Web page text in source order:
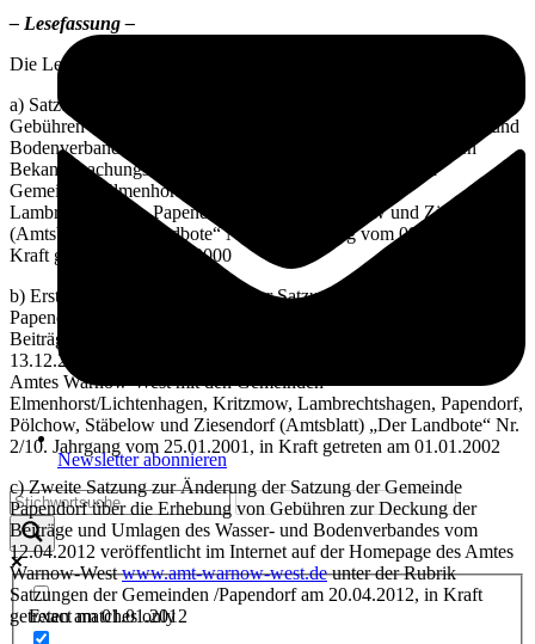
Newsletter abonnieren
Exact matches only
– Lesefassung –
Die Lesefassung berücksichtigt die
a) Satzung der Gemeinde Papendorf über die Erhebung von
Gebühren zur Deckung der Beiträge und Umlagen des Wasser- und
Bodenverbandes vom 22.02.2001 veröffentlicht im Amtlichen
Bekanntmachungsblatt des Amtes Warnow-West mit den
Gemeinden Elmenhorst/Lichtenhagen, Kritzmow,
Lambrechtshagen, Papendorf, Pölchow, Stäbelow und Ziesendorf
(Amtsblatt) „Der Landbote“ Nr. 5/9. Jahrgang vom 09.03.2001, in
Kraft getreten am 01.01.2000
b) Erste Satzung zur Änderung der Satzung der Gemeinde
Papendorf über die Erhebung von Gebühren zur Deckung der
Beiträge und Umlagen des Wasser- und Bodenverbandes vom
13.12.2001 veröffentlicht im Amtlichen Bekanntmachungsblatt des
Amtes Warnow-West mit den Gemeinden
Elmenhorst/Lichtenhagen, Kritzmow, Lambrechtshagen, Papendorf,
Pölchow, Stäbelow und Ziesendorf (Amtsblatt) „Der Landbote“ Nr.
2/10. Jahrgang vom 25.01.2001, in Kraft getreten am 01.01.2002
c) Zweite Satzung zur Änderung der Satzung der Gemeinde
Papendorf über die Erhebung von Gebühren zur Deckung der
Beiträge und Umlagen des Wasser- und Bodenverbandes vom
12.04.2012 veröffentlicht im Internet auf der Homepage des Amtes
Warnow-Westwww.amt-warnow-west.deunter der Rubrik
Satzungen der Gemeinden /Papendorf am 20.04.2012, in Kraft
getreten am 01.01.2012